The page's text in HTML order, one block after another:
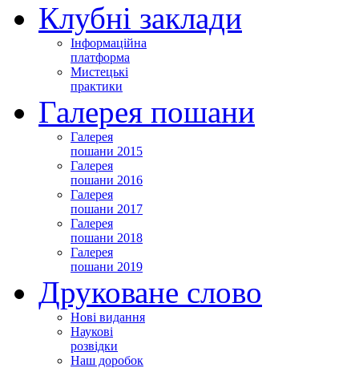
Клубні заклади
Інформаційна
платформа
Мистецькі
практики
Галерея пошани
Галерея
пошани 2015
Галерея
пошани 2016
Галерея
пошани 2017
Галерея
пошани 2018
Галерея
пошани 2019
Друковане слово
Нові видання
Наукові
розвідки
Наш доробок